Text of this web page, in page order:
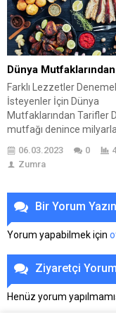
Dünya
Farklı Lezzetler
İsteyenler İçin Dünya
Mutfaklarından Tarifler
mutfağı denince
bir yandan her ülkeye ve
özgü lezzetler oldukça
bölgelerindeki kültürlerin
yemeklerini ve yemek
tarzlarını ifade eder.
mutfağı, dünya
kültürlerin yemekleri,
malzemeleri, pişirme
yöntemleri...
06.03.2023 0
Zumra
Bir Yorum Yazın
Yorum yapabilmek için
Ziyaretçi
Henüz yorum